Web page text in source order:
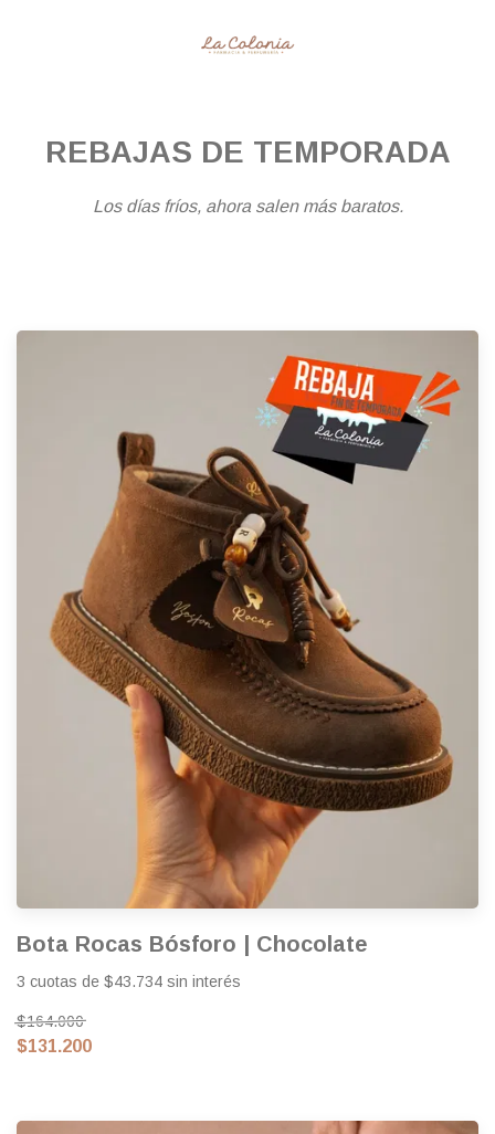
REBAJAS DE TEMPORADA
Los días fríos, ahora salen más baratos.
Bota Rocas Bósforo | Chocolate
3 cuotas de $43.734 sin interés
$164.000
$131.200